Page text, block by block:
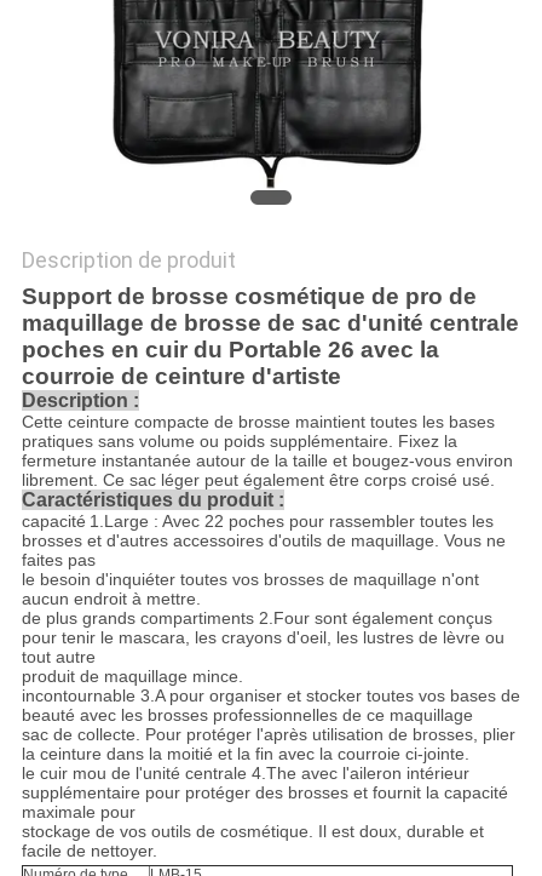
Description de produit
Support de brosse cosmétique de pro de
maquillage de brosse de sac d'unité centrale
poches en cuir du Portable 26 avec la
courroie de ceinture d'artiste
Description :
Cette ceinture compacte de brosse maintient toutes les bases
pratiques sans volume ou poids supplémentaire. Fixez la
fermeture instantanée autour de la taille et bougez-vous environ
librement. Ce sac léger peut également être corps croisé usé.
Caractéristiques du produit :
capacité 1.Large : Avec 22 poches pour rassembler toutes les
brosses et d'autres accessoires d'outils de maquillage. Vous ne
faites pas
le besoin d'inquiéter toutes vos brosses de maquillage n'ont
aucun endroit à mettre.
de plus grandscompartiments 2.Foursont également conçus
pour tenir le mascara, les crayons d'oeil, les lustres de lèvre ou
tout autre
produit de maquillage mince.
incontournable 3.Apour organiser et stocker toutes vos bases de
beauté avec les brosses professionnelles de ce maquillage
sac de collecte. Pour protéger l'après utilisation de brosses, plier
la ceinture dans la moitié et la fin avec la courroie ci-jointe.
le cuir mou de l'unité centrale 4.The avec l'aileron intérieur
supplémentaire pour protéger des brosses et fournit la capacité
maximale pour
stockage de vos outils de cosmétique. Il est doux, durable et
facile de nettoyer.